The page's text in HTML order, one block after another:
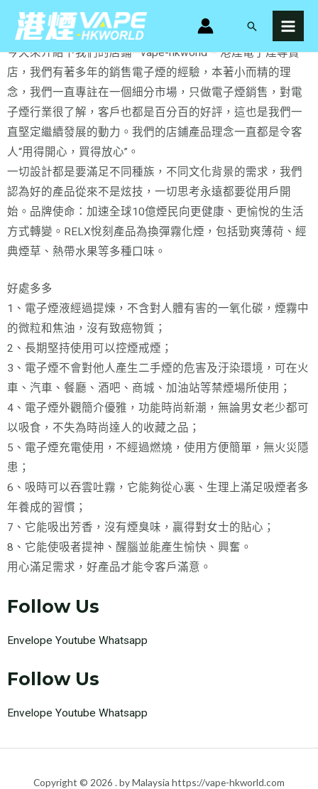
主
要
內
容
搜
港煙電子煙專賣店 – 關於我們
今天來介紹下我們的店鋪—vape-hkworld – 港煙電子煙專賣
店，我們有著多年的銷售電子煙的經驗，本著小而精的理
念，我們一直專註在一個細分市場，只做電子煙銷售，對電
子煙行業很了解，客戶也都是百分百的好評，這也是我們一
直堅定繼續發展的動力。我們的店鋪產品理念一直都是令客
人“用得開心，買得放心”。
一切設計都是要滿足不同種族，不同文化背景的需求，我們
認為好的產品從來不是炫技，一切思考永遠都要從用戶開
始。品牌使命：加速全球10億煙民向更健康、更愉悅的生活
方式轉變。RELX悅刻產品為換彈霧化煙，包括勁爽薄荷、經
典煙草、熱帶水果等多種口味。
好處多多
1、電子煙液經過提煉，不含對人體有害的一氧化碳，煙霧中
的微粒和焦油，沒有致癌物質；
2、長期堅持使用可以控煙戒煙；
3、電子煙不會對他人產生二手煙的危害及汙染環境，可在火
車、汽車、餐廳、酒吧、商城、加油站等禁煙場所使用；
4、電子煙外觀簡介優雅，功能時尚新潮，無論男女老少都可
以吸食，不失為時尚達人的收藏之品；
5、電子煙充電使用，不經過燃燒，使用方便簡單，無火災隱
患；
6、吸時可以吞雲吐霧，它能夠從心裏、生理上滿足吸煙者多
年養成的習慣；
7、它能吸出芳香，沒有煙臭味，贏得對女士的貼心；
8、它能使吸者提神、醒腦並能產生愉快、興奮。
用心滿足需求，好產品才能令客戶滿意。
Follow Us
Envelope Youtube Whatsapp
Follow Us
Envelope Youtube Whatsapp
Copyright © 2026 . by Malaysia https://vape-hkworld.com